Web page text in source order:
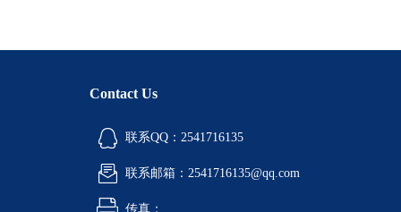
Contact Us
联系QQ：2541716135
联系邮箱：2541716135@qq.com
传真：